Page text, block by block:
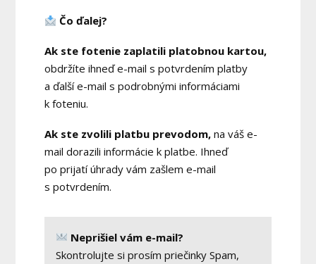
Čo ďalej?
Ak ste fotenie zaplatili platobnou kartou,
obdržíte ihneď e-mail s potvrdením platby
a ďalší e-mail s podrobnými informáciami
k foteniu.
Ak ste zvolili platbu prevodom, na váš e-
mail dorazili informácie k platbe. Ihneď
po prijatí úhrady vám zašlem e-mail
s potvrdením.
Neprišiel vám e-mail?
Skontrolujte si prosím priečinky Spam,